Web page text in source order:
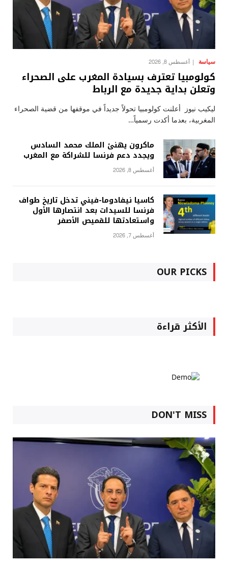
سياسة أغسطس 8, 2026
كولومبيا تعترف بسيادة المغرب على الصحراء
وتعلن بداية جديدة مع الرباط
ليكيب نيوز أعلنت كولومبيا تحولاً جديداً في موقفها من قضية الصحراء
المغربية، بعدما أكدت رسمياً…
ماكرون يهنئ الملك محمد السادس
ويجدد دعم فرنسا للشراكة مع المغرب
أغسطس 8, 2026
كاسيا نيفادوما-فيني تدخل تاريخ طواف
فرنسا للسيدات بعد انتصارها الأول
واستعادتها للقميص الأصفر
أغسطس 7, 2026
OUR PICKS
الأكثر قراءة
DON'T MISS